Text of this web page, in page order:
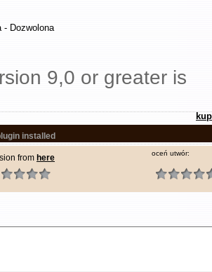
- Dozwolona
9,0 or greater is
installed
from here oceń utwór: